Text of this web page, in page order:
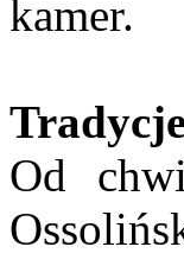
kamer.
Od